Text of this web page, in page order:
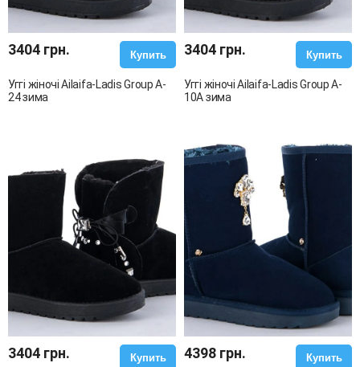
3404 грн. Купить
Уггі жіночі Ailaifa-Ladis Group A-
24 зима
3404 грн. Купить
Уггі жіночі Ailaifa-Ladis Group A-
10A зима
3404 грн. Купить 4398 грн. Купить